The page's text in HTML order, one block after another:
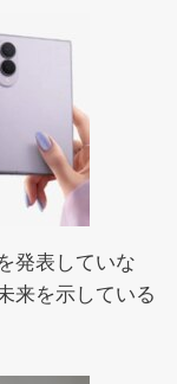
発表していな
来を示している